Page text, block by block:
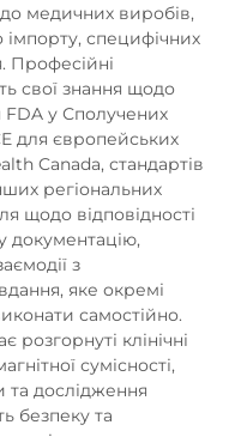
медичних виробів,
імпорту, специфічних
Професійні
свої знання щодо
у Сполучених
для європейських
Canada, стандартів
регіональних
щодо відповідності
документацію,
з
яке окремі
самостійно.
розгорнуті клінічні
сумісності,
та дослідження
безпеку та